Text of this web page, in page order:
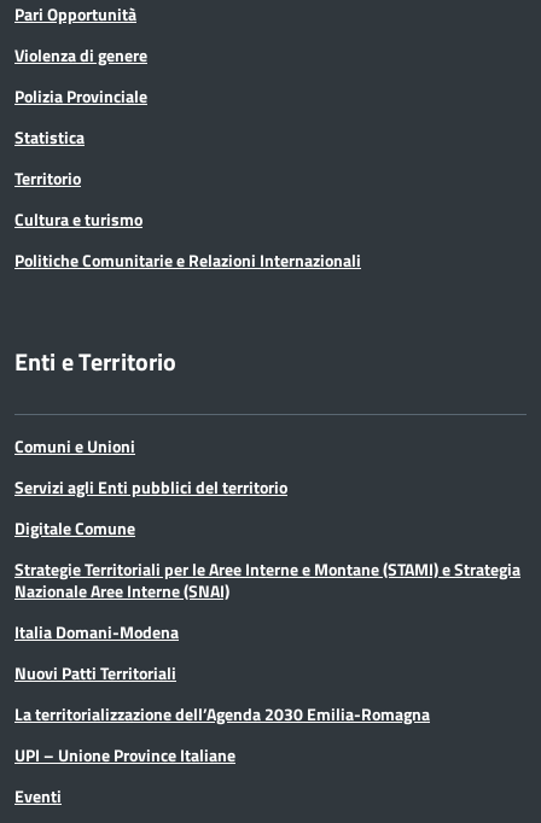
Pari Opportunità
Violenza di genere
Polizia Provinciale
Statistica
Territorio
Cultura e turismo
Politiche Comunitarie e Relazioni Internazionali
Enti e Territorio
Comuni e Unioni
Servizi agli Enti pubblici del territorio
Digitale Comune
Strategie Territoriali per le Aree Interne e Montane (STAMI) e Strategia
Nazionale Aree Interne (SNAI)
Italia Domani-Modena
Nuovi Patti Territoriali
La territorializzazione dell’Agenda 2030 Emilia-Romagna
UPI – Unione Province Italiane
Eventi